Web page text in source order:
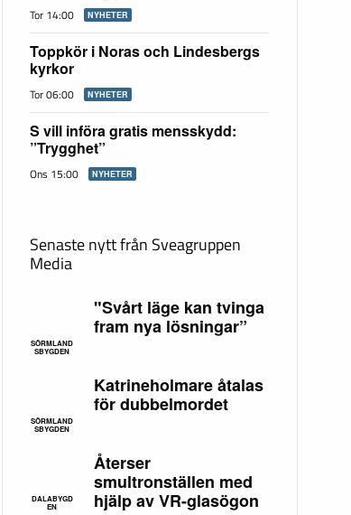
Tor 14:00 NYHETER
Toppkör i Noras och Lindesbergs
kyrkor
Tor 06:00 NYHETER
S vill införa gratis mensskydd:
”Trygghet”
Ons 15:00 NYHETER
Senaste nytt från Sveagruppen
Media
SÖRMLAND
SBYGDEN
"Svårt läge kan tvinga
fram nya lösningar”
SÖRMLAND
SBYGDEN
Katrineholmare åtalas
för dubbelmordet
DALABYGD
EN
Återser
smultronställen med
hjälp av VR-glasögon